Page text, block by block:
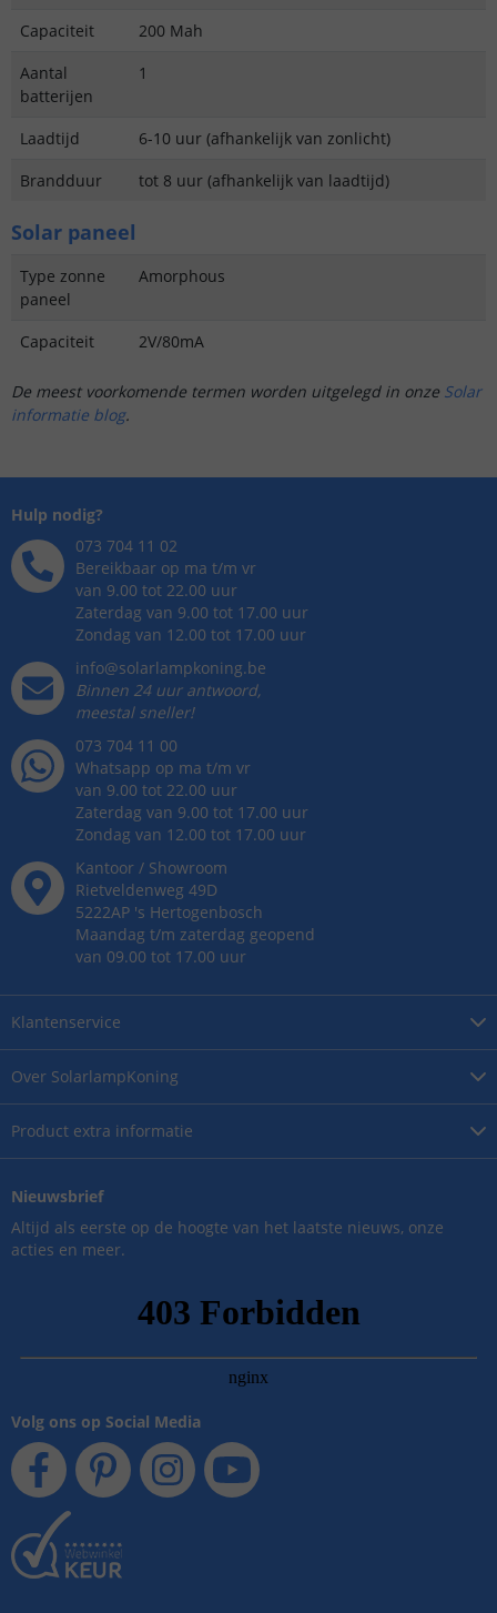
Capaciteit
200 Mah
Aantal
batterijen
1
Laadtijd
6-10 uur (afhankelijk van zonlicht)
Brandduur
tot 8 uur (afhankelijk van laadtijd)
Solar paneel
Type zonne
paneel
Amorphous
Capaciteit 2V/80mA
De meest voorkomende termen worden uitgelegd in onze Solar
informatie blog.
Over SolarlampKoning
Product extra informatie
Klantenservice
Hulp nodig?
073 704 11 02
Bereikbaar op ma t/m vr
van 9.00 tot 22.00 uur
Zaterdag van 9.00 tot 17.00 uur
Zondag van 12.00 tot 17.00 uur
info@solarlampkoning.be
Binnen 24 uur antwoord,
meestal sneller!
073 704 11 00
Whatsapp op ma t/m vr
van 9.00 tot 22.00 uur
Zaterdag van 9.00 tot 17.00 uur
Zondag van 12.00 tot 17.00 uur
Kantoor / Showroom
Rietveldenweg 49D
5222AP 's Hertogenbosch
Maandag t/m zaterdag geopend
van 09.00 tot 17.00 uur
Nieuwsbrief
Altijd als eerste op de hoogte van het laatste nieuws, onze
acties en meer.
Volg ons op Social Media